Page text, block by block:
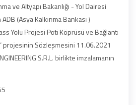
ve Altyapı Bakanlığı - Yol Dairesi
(Asya Kalkınma Bankası )
Yolu Projesi Poti Köprüsü ve Bağlantı
projesinin Sözleşmesini 11.06.2021
S.R.L. birlikte imzalamanın